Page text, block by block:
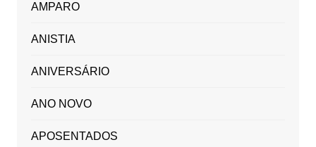
AMPARO
ANISTIA
ANIVERSÁRIO
ANO NOVO
APOSENTADOS